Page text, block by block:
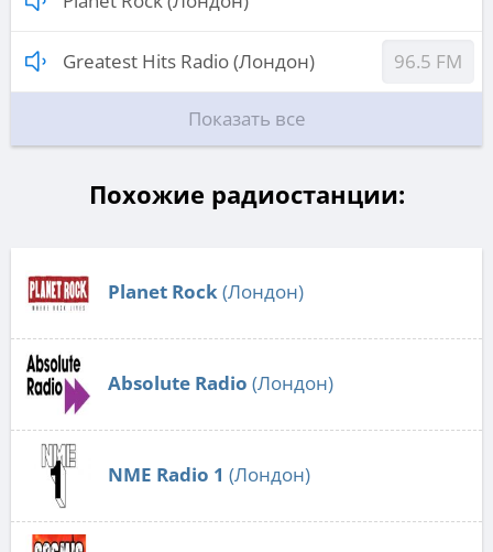
Greatest Hits Radio (Лондон) 96.5 FM
Показать все
Похожие радиостанции:
Planet Rock(Лондон)
Absolute Radio (Лондон)
NME Radio 1 (Лондон)